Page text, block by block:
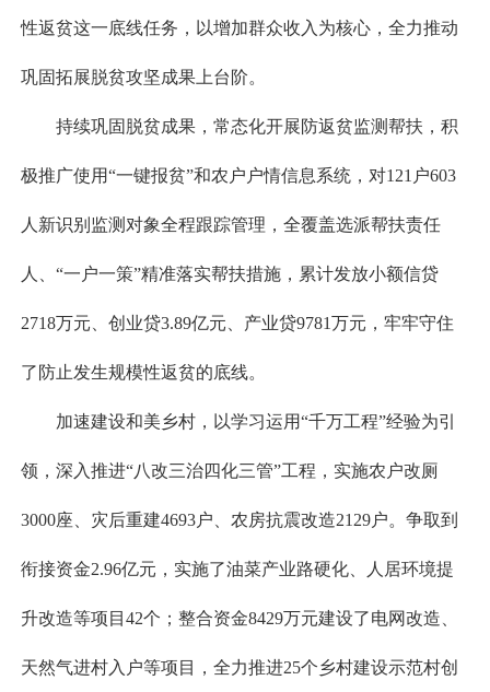
性返贫这一底线任务，以增加群众收入为核心，全力推动
巩固拓展脱贫攻坚成果上台阶。
持续巩固脱贫成果，常态化开展防返贫监测帮扶，积
极推广使用“一键报贫”和农户户情信息系统，对121户603
人新识别监测对象全程跟踪管理，全覆盖选派帮扶责任
人、“一户一策”精准落实帮扶措施，累计发放小额信贷
2718万元、创业贷3.89亿元、产业贷9781万元，牢牢守住
了防止发生规模性返贫的底线。
加速建设和美乡村，以学习运用“千万工程”经验为引
领，深入推进“八改三治四化三管”工程，实施农户改厕
3000座、灾后重建4693户、农房抗震改造2129户。争取到
衔接资金2.96亿元，实施了油菜产业路硬化、人居环境提
升改造等项目42个；整合资金8429万元建设了电网改造、
天然气进村入户等项目，全力推进25个乡村建设示范村创